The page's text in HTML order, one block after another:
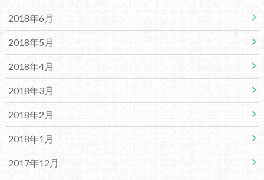
2018年6月
2018年5月
2018年4月
2018年3月
2018年2月
2018年1月
2017年12月